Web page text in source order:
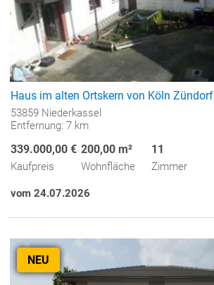
Haus im alten Ortskern von Köln Zündorf
53859 Niederkassel
Entfernung: 7 km
339.000,00 €
Kaufpreis
200,00 m²
Wohnfläche
11
Zimmer
vom 24.07.2026
NEU